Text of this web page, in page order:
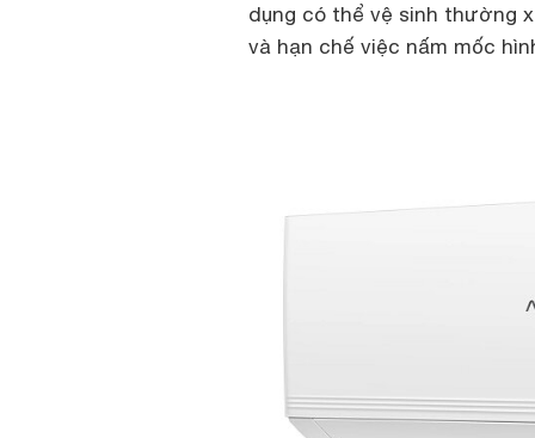
dụng có thể vệ sinh thường
và hạn chế việc nấm mốc